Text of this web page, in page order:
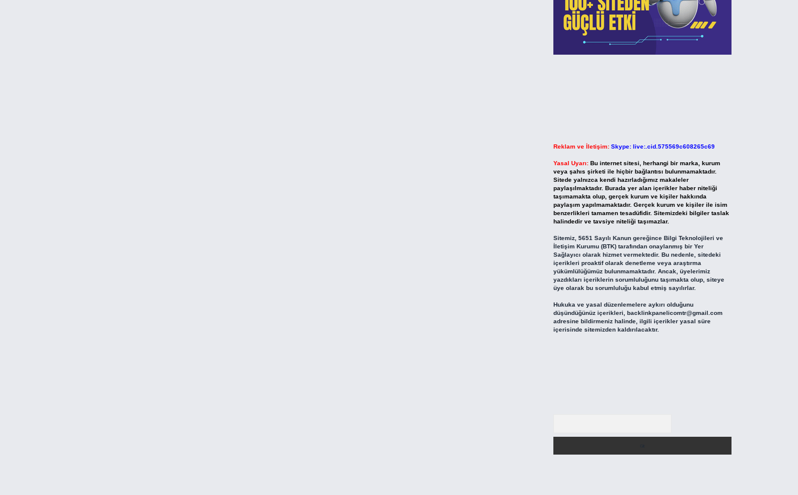
Reklam ve İletişim: Skype: live:.cid.575569c608265c69
Yasal Uyarı: Bu internet sitesi, herhangi bir marka, kurum
veya şahıs şirketi ile hiçbir bağlantısı bulunmamaktadır.
Sitede yalnızca kendi hazırladığımız makaleler
paylaşılmaktadır. Burada yer alan içerikler haber niteliği
taşımamakta olup, gerçek kurum ve kişiler hakkında
paylaşım yapılmamaktadır. Gerçek kurum ve kişiler ile isim
benzerlikleri tamamen tesadüfidir. Sitemizdeki bilgiler taslak
halindedir ve tavsiye niteliği taşımazlar.
Sitemiz, 5651 Sayılı Kanun gereğince Bilgi Teknolojileri ve
İletişim Kurumu (BTK) tarafından onaylanmış bir Yer
Sağlayıcı olarak hizmet vermektedir. Bu nedenle, sitedeki
içerikleri proaktif olarak denetleme veya araştırma
yükümlülüğümüz bulunmamaktadır. Ancak, üyelerimiz
yazdıkları içeriklerin sorumluluğunu taşımakta olup, siteye
üye olarak bu sorumluluğu kabul etmiş sayılırlar.
Hukuka ve yasal düzenlemelere aykırı olduğunu
düşündüğünüz içerikleri, backlinkpanelicomtr@gmail.com
adresine bildirmeniz halinde, ilgili içerikler yasal süre
içerisinde sitemizden kaldırılacaktır.